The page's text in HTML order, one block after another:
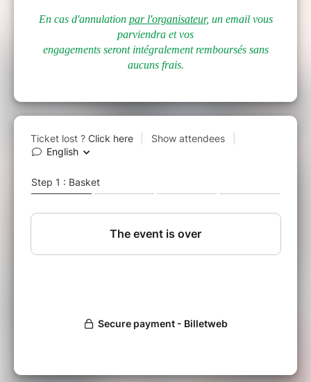
En cas d'annulation par l'organisateur, un email vous
parviendra et vos
engagements seront intégralement remboursés sans
aucuns frais.